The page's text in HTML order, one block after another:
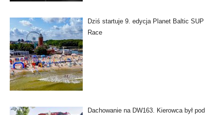
Dziś startuje 9. edycja Planet Baltic SUP
Race
Dachowanie na DW163. Kierowca był pod